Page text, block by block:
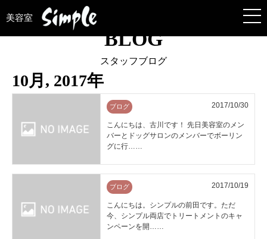
美容室
BLOG
スタッフブログ
10月, 2017年
ブログ 2017/10/30
こんにちは、古川です！ 先日美容室のメン
バーとドッグサロンのメンバーでボーリン
グに行……
ブログ 2017/10/19
こんにちは。シンプルの前田です。ただ
今、シンプル両店でトリートメントのキャ
ンペーンを開……